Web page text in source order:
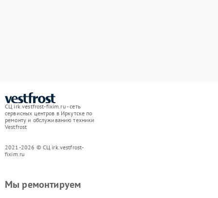
СЦ irk.vestfrost-fixim.ru - сеть
сервисных центров в Иркутске по
ремонту и обслуживанию техники
Vestfrost
2021-2026 © СЦ irk.vestfrost-
fixim.ru
Мы ремонтируем